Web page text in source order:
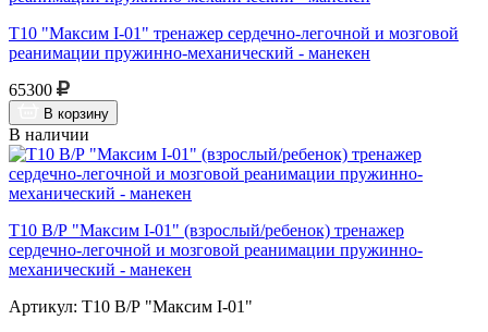
Т10 "Максим I-01" тренажер сердечно-легочной и мозговой
реанимации пружинно-механический - манекен
65300
В корзину
В наличии
Т10 В/Р "Максим I-01" (взрослый/ребенок) тренажер
сердечно-легочной и мозговой реанимации пружинно-
механический - манекен
Артикул: Т10 В/Р "Максим I-01"